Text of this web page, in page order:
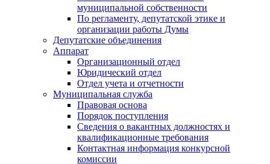
муниципальной собственности
По регламенту, депутатской этике и
организации работы Думы
Депутатские объединения
Аппарат
Организационный отдел
Юридический отдел
Отдел учета и отчетности
Муниципальная служба
Правовая основа
Порядок поступления
Сведения о вакантных должностях и
квалификационные требования
Контактная информация конкурсной
комиссии